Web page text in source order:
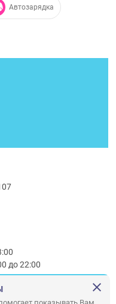
Автозарядка
до 22:00